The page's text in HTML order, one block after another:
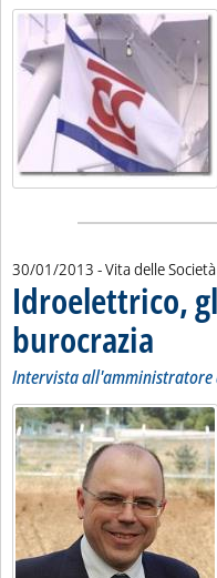
30/01/2013 - Vita delle
Idroelettrico,
burocrazia ..
Intervista all'amministratore